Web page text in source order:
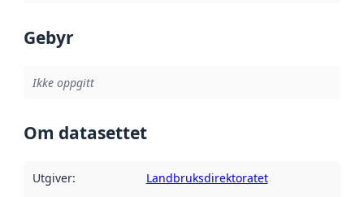
Gebyr
Ikke oppgitt
Om datasettet
Utgiver: Landbruksdirektoratet